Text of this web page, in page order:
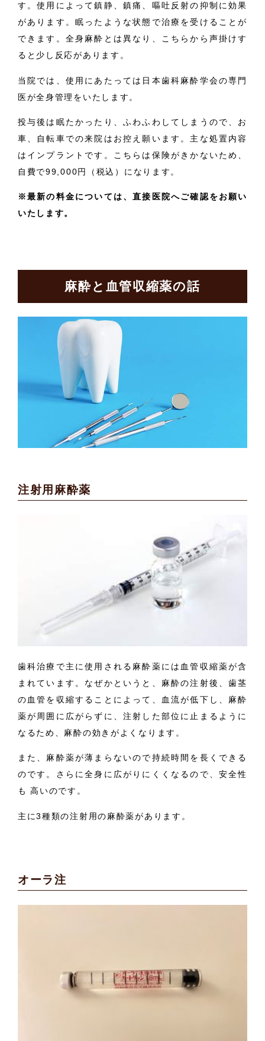
す。使用によって鎮静、鎮痛、嘔吐反射の抑制に効果
があります。眠ったような状態で治療を受けることが
できます。全身麻酔とは異なり、こちらから声掛けす
ると少し反応があります。
当院では、使用にあたっては日本歯科麻酔学会の専門
医が全身管理をいたします。
投与後は眠たかったり、ふわふわしてしまうので、お
車、自転車での来院はお控え願います。主な処置内容
はインプラントです。こちらは保険がきかないため、
自費で99,000円（税込）になります。
※最新の料金については、直接医院へご確認をお願い
いたします。
麻酔と血管収縮薬の話
注射用麻酔薬
歯科治療で主に使用される麻酔薬には血管収縮薬が含
まれています。なぜかというと、麻酔の注射後、歯茎
の血管を収縮することによって、血流が低下し、麻酔
薬が周囲に広がらずに、注射した部位に止まるように
なるため、麻酔の効きがよくなります。
また、麻酔薬が薄まらないので持続時間を長くできる
のです。さらに全身に広がりにくくなるので、安全性
も 高いのです。
主に3種類の注射用の麻酔薬があります。
オーラ注